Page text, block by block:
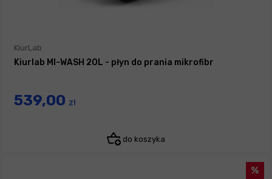
KiurLab
Kiurlab MI-WASH 20L - płyn do prania mikrofibr
539,00 zł
do koszyka